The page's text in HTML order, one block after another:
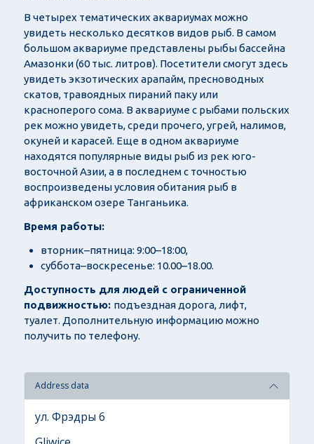
В четырех тематических аквариумах можно
увидеть несколько десятков видов рыб. В самом
большом аквариуме представлены рыбы бассейна
Амазонки (60 тыс. литров). Посетители смогут здесь
увидеть экзотических арапайм, пресноводных
скатов, травоядных пираний паку или
красноперого сома. В аквариуме с рыбами польских
рек можно увидеть, среди прочего, угрей, налимов,
окуней и карасей. Еще в одном аквариуме
находятся популярные виды рыб из рек юго-
восточной Азии, а в последнем с точностью
воспроизведены условия обитания рыб в
африканском озере Танганьика.
Время работы:
вторник–пятница: 9:00–18:00,
суббота–воскресенье: 10.00–18.00.
Доступность для людей с ограниченной
подвижностью: подъездная дорога, лифт,
туалет. Дополнительную информацию можно
получить по телефону.
Address data
ул. Фрэдры 6